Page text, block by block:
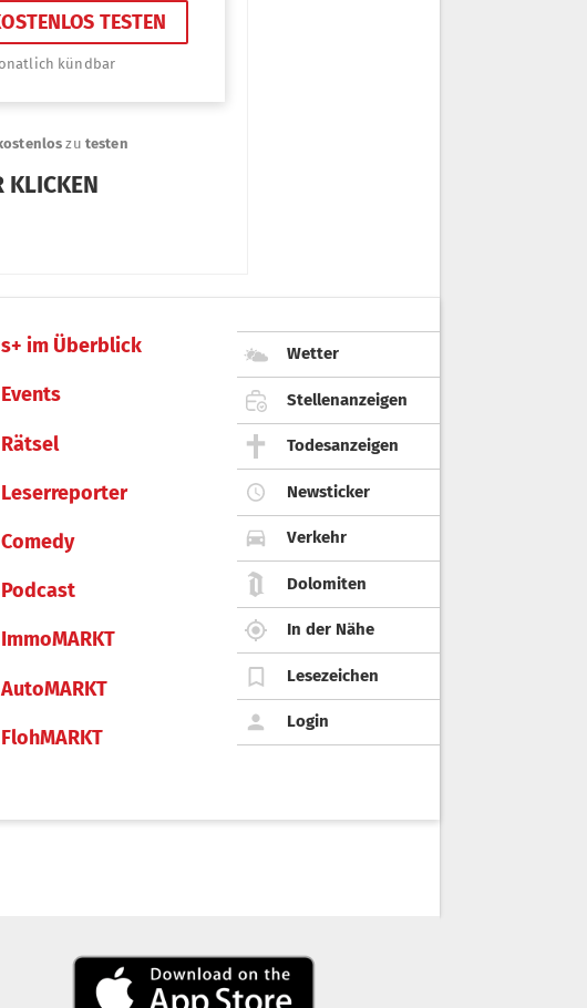
s+ im Überblick
Events
Rätsel
Leserreporter
Comedy
Podcast
ImmoMARKT
AutoMARKT
FlohMARKT
Wetter
Stellenanzeigen
Todesanzeigen
Newsticker
Verkehr
Dolomiten
In der Nähe
Lesezeichen
Login